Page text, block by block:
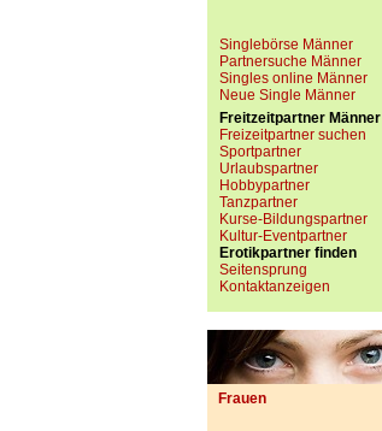
Singlebörse Männer
Partnersuche Männer
Singles online Männer
Neue Single Männer
Freitzeitpartner Männer
Freizeitpartner suchen
Sportpartner
Urlaubspartner
Hobbypartner
Tanzpartner
Kurse-Bildungspartner
Kultur-Eventpartner
Erotikpartner finden
Seitensprung
Kontaktanzeigen
Frauen